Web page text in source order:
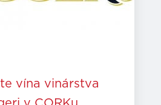
vína vinárstva